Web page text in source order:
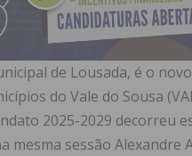
de Lousada, é o
do Vale do Sousa
2025-2029 decorreu
mesma sessão Alexandre